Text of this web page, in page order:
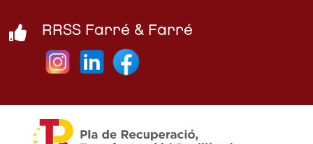
 RRSS Farré & Farré